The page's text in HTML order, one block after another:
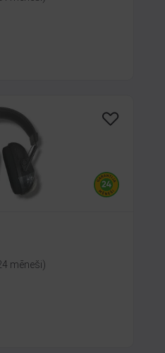
mēneši)